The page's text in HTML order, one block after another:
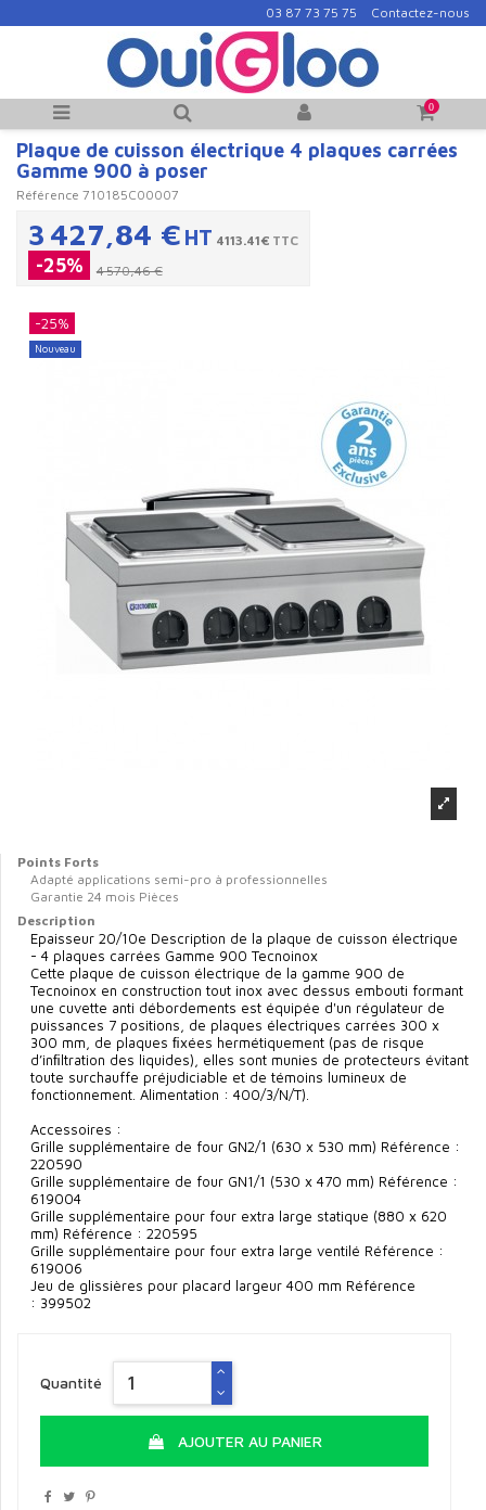
03 87 73 75 75 Contactez-nous
0
Plaque de cuisson électrique 4 plaques carrées
Gamme 900 à poser
Référence 710185C00007
3 427,84 € HT 4113.41€ TTC
-25% 4 570,46 €
-25%
Nouveau
Points Forts
Adapté applications semi-pro à professionnelles
Garantie 24 mois Pièces
Description
Epaisseur 20/10e Description de la plaque de cuisson électrique
- 4 plaques carrées Gamme 900 Tecnoinox
Cette plaque de cuisson électrique de la gamme 900 de
Tecnoinox en construction tout inox avec dessus embouti formant
une cuvette anti débordements est équipée d'un régulateur de
puissances 7 positions, de plaques électriques carrées 300 x
300 mm, de plaques ﬁxées hermétiquement (pas de risque
d’inﬁltration des liquides), elles sont munies de protecteurs évitant
toute surchauffe préjudiciable et de témoins lumineux de
fonctionnement. Alimentation : 400/3/N/T).
Accessoires :
Grille supplémentaire de four GN2/1 (630 x 530 mm) Référence :
220590
Grille supplémentaire de four GN1/1 (530 x 470 mm) Référence :
619004
Grille supplémentaire pour four extra large statique (880 x 620
mm) Référence : 220595
Grille supplémentaire pour four extra large ventilé Référence :
619006
Jeu de glissières pour placard largeur 400 mm Référence
: 399502
Quantité
AJOUTER AU PANIER